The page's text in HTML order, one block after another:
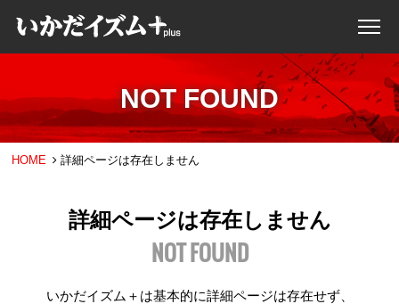
NOT FOUND
HOME 詳細ページは存在しません
詳細ページは存在しません
NOT FOUND
いかだイズム＋は基本的に詳細ページは存在せず、